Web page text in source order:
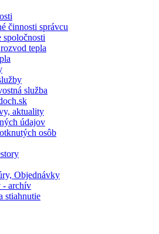
činnosti správcu
spoločnosti
tepla
služba
aktuality
údajov
osôb
Objednávky
- archív
stiahnutie